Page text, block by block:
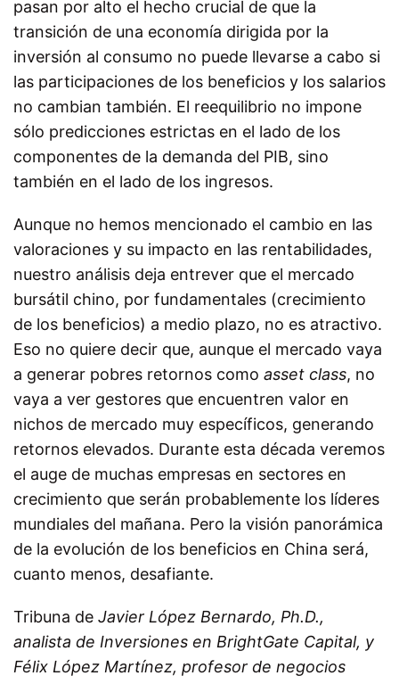
pasan por alto el hecho crucial de que la
transición de una economía dirigida por la
inversión al consumo no puede llevarse a cabo si
las participaciones de los beneficios y los salarios
no cambian también. El reequilibrio no impone
sólo predicciones estrictas en el lado de los
componentes de la demanda del PIB, sino
también en el lado de los ingresos.
Aunque no hemos mencionado el cambio en las
valoraciones y su impacto en las rentabilidades,
nuestro análisis deja entrever que el mercado
bursátil chino, por fundamentales (crecimiento
de los beneficios) a medio plazo, no es atractivo.
Eso no quiere decir que, aunque el mercado vaya
a generar pobres retornos como asset class, no
vaya a ver gestores que encuentren valor en
nichos de mercado muy específicos, generando
retornos elevados. Durante esta década veremos
el auge de muchas empresas en sectores en
crecimiento que serán probablemente los líderes
mundiales del mañana. Pero la visión panorámica
de la evolución de los beneficios en China será,
cuanto menos, desafiante.
Tribuna de Javier López Bernardo, Ph.D.,
analista de Inversiones en BrightGate Capital, y
Félix López Martínez, profesor de negocios